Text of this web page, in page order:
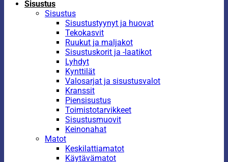
Sisustus
Sisustus
Sisustustyynyt ja huovat
Tekokasvit
Ruukut ja maljakot
Sisustuskorit ja -laatikot
Lyhdyt
Kynttilät
Valosarjat ja sisustusvalot
Kranssit
Piensisustus
Toimistotarvikkeet
Sisustusmuovit
Keinonahat
Matot
Keskilattiamatot
Käytävämatot